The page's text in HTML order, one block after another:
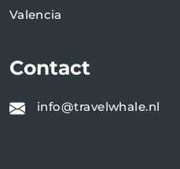
Valencia
Contact
info@travelwhale.nl